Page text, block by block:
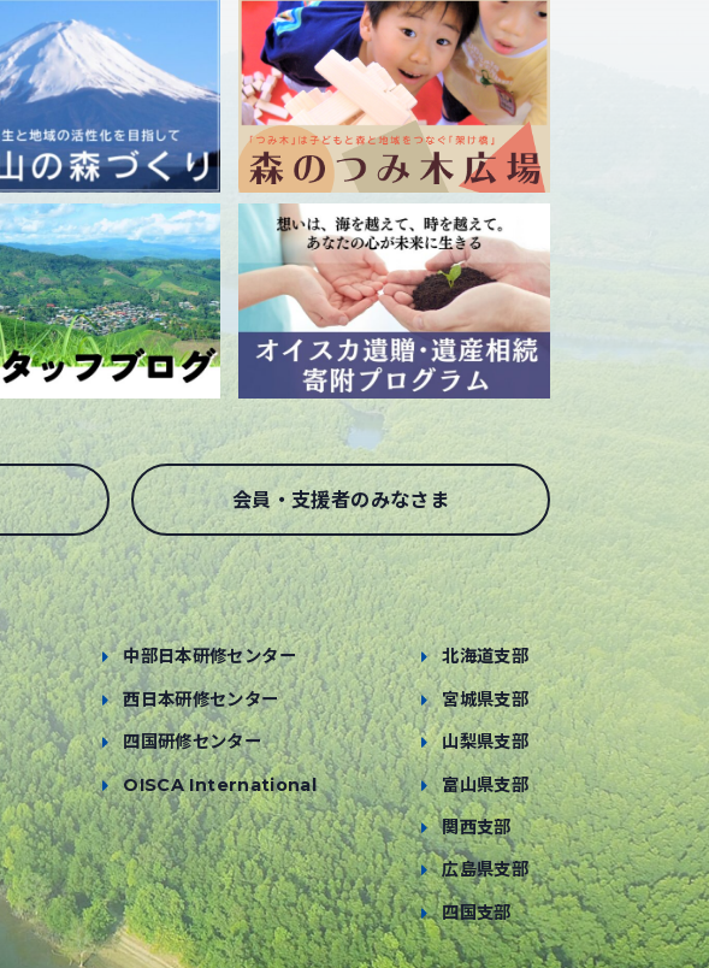
会員・支援者のみなさま
中部日本研修センター
西日本研修センター
四国研修センター
OISCA International
北海道支部
宮城県支部
山梨県支部
富山県支部
関西支部
広島県支部
四国支部